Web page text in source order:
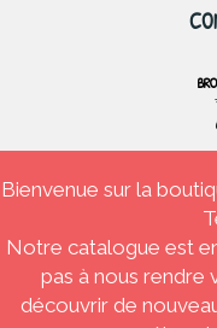
Broderie Au fil
Bienvenue sur la
Notre catalogue est
pas à nous rendre
découvrir de